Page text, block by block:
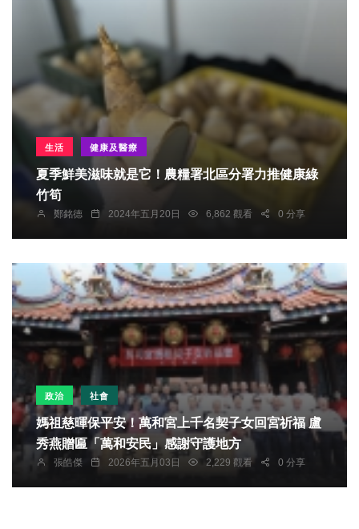
生活 健康及醫療
夏季鮮美滋味就是它！農糧署北區分署力推健康綠
竹筍
鄭銘德 2024年五月20日 6,862 觀看 0 分享
政治 社會
媽祖慈暉保平安！萬和宮上千名契子女回宮祈福 盧
秀燕贈匾「萬和安民」感謝守護地方
張皓傑 2026年五月03日 2,229 觀看 0 分享